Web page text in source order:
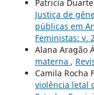
Patricia
Justiça de
públicas em
Feministas: v.
Alana Aragão
materna ,
Camila Rocha
violência letal